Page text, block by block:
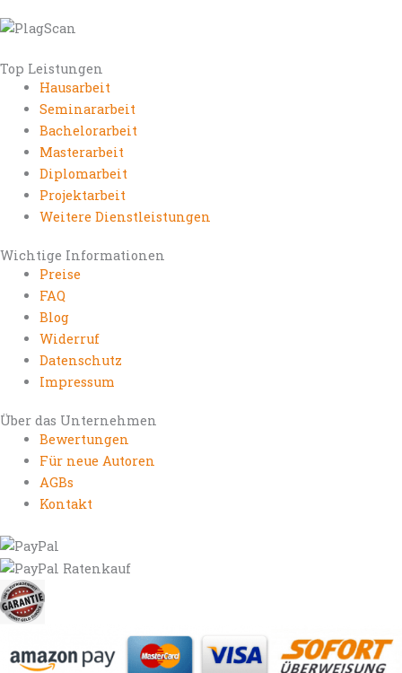
Top Leistungen
Hausarbeit
Seminararbeit
Bachelorarbeit
Masterarbeit
Diplomarbeit
Projektarbeit
Weitere Dienstleistungen
Wichtige Informationen
Preise
FAQ
Blog
Widerruf
Datenschutz
Impressum
Über das Unternehmen
Bewertungen
Für neue Autoren
AGBs
Kontakt